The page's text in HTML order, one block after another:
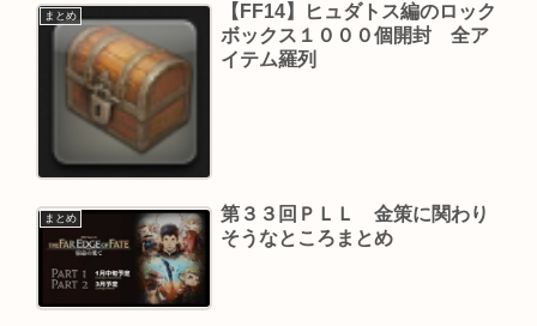
まとめ
【FF14】ヒュダトス編のロック
ボックス１０００個開封 全ア
イテム羅列
まとめ
第３３回ＰＬＬ 金策に関わり
そうなところまとめ